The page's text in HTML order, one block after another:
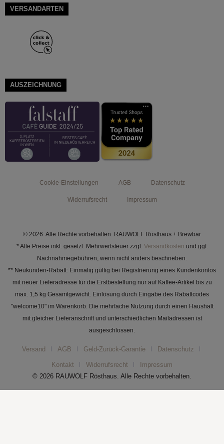
VERSANDARTEN
AUSZEICHNUNG
Cookie-Einstellungen AGB Datenschutz
Widerrufsrecht Impressum
© 2026. Alle Rechte vorbehalten. RAUWOLF Rösthaus + Brewbar
* Alle Preise inkl. gesetzl. Mehrwertsteuer zzgl. Versandkosten und ggf.
Nachnahmegebühren, wenn nicht anders beschrieben.
** Neukunden-Rabatt: Einmalig gültig bei Registrierung eines Kundenkontos
mit neuer Lieferadresse für die Erstbestellung nur auf Kaffee-Artikel bis zu
max. 1,5 kg Gesamtgewicht. Einlösung durch Eingabe des Rabattcodes
"welcome10" im Warenkorb. Die mehrfache Nutzung durch einen Haushalt
mit gleicher Lieferanschrift und unterschiedlichen Mailadressen ist
ausgeschlossen.
Versand AGB Geld-Zurück-Garantie Datenschutz
Kontakt Widerrufsrecht
Impressum
© 2026 RAUWOLF Rösthaus. Alle Rechte vorbehalten.